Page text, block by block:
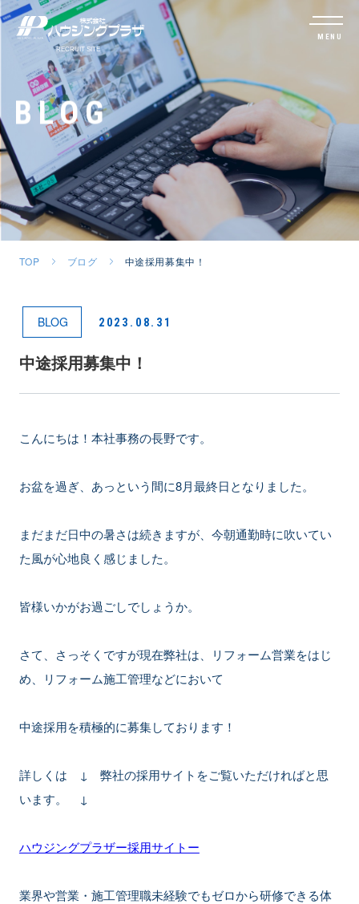
MENU
BLOG
TOP ブログ 中途採用募集中！
BLOG 2023.08.31
中途採用募集中！
こんにちは！本社事務の長野です。
お盆を過ぎ、あっという間に8月最終日となりました。
まだまだ日中の暑さは続きますが、今朝通勤時に吹いてい
た風が心地良く感じました。
皆様いかがお過ごしでしょうか。
さて、さっそくですが現在弊社は、リフォーム営業をはじ
め、リフォーム施工管理などにおいて
中途採用を積極的に募集しております！
詳しくは ↓ 弊社の採用サイトをご覧いただければと思
います。 ↓
ハウジングプラザー採用サイトー
業界や営業・施工管理職未経験でもゼロから研修できる体